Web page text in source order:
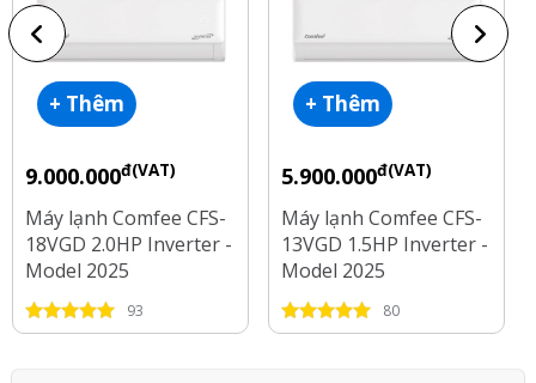
+ Thêm
9.000.000đ(VAT)
Máy lạnh Comfee CFS-
18VGD 2.0HP Inverter -
Model 2025
93
+ Thêm
5.900.000đ(VAT)
Máy lạnh Comfee CFS-
13VGD 1.5HP Inverter -
Model 2025
80